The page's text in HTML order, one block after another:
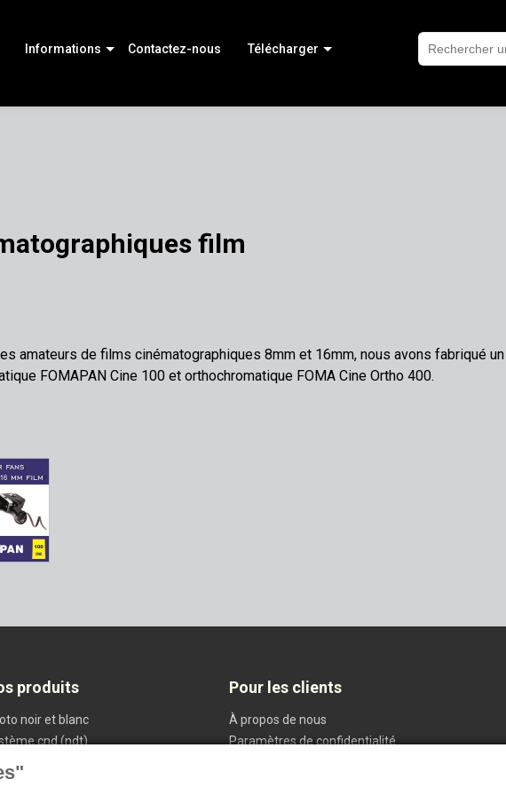
Informations Contactez-nous Télécharger
film
amateurs de films cinématographiques 8mm et 16mm, nous avons fabriqué
FOMAPAN Cine 100 et orthochromatique FOMA Cine Ortho 400.
produits
noir et blanc
cnd (ndt)
spéciaux
Pour les clients
À propos de nous
Paramètres de confidentialité